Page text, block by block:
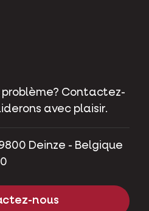
problème? Contactez-
avec plaisir.
Deinze - Belgique
nous